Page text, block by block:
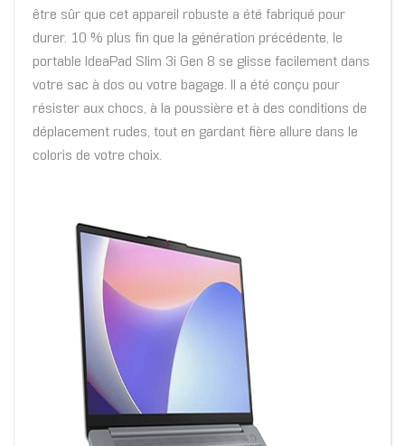
être sûr que cet appareil robuste a été fabriqué pour
durer. 10 % plus fin que la génération précédente, le
portable IdeaPad Slim 3i Gen 8 se glisse facilement dans
votre sac à dos ou votre bagage. Il a été conçu pour
résister aux chocs, à la poussière et à des conditions de
déplacement rudes, tout en gardant fière allure dans le
coloris de votre choix.